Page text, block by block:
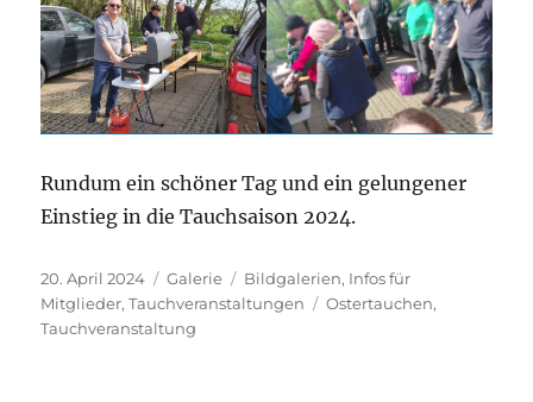
Rundum ein schöner Tag und ein gelungener
Einstieg in die Tauchsaison 2024.
Veröffentlicht
am
20. April 2024 Format
Galerie Kategorien
Bildgalerien, Infos für
Mitglieder,Tauchveranstaltungen Schlagwörter
Ostertauchen,
Tauchveranstaltung